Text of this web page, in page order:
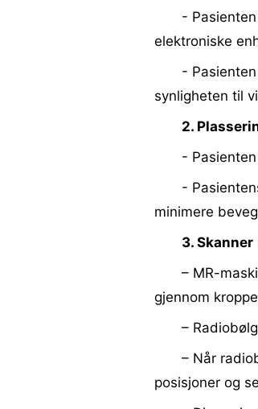
-
elektroniske
-
synligheten til
2.
-
-
minimere
3. Skanner
– MR-
gjennom
–
– Når
posisjoner og